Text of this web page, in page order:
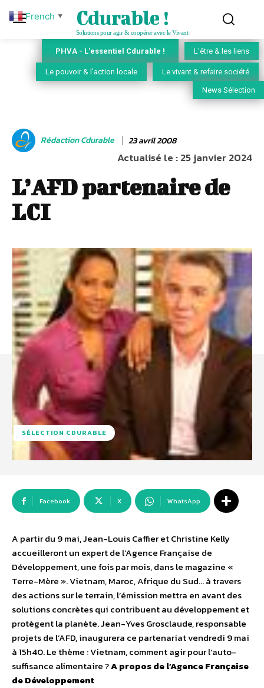
Cdurable !
Solutions pour agir & coopérer avec le Vivant
PHVA - L'essentiel Cdurable ! L'être & les liens
Le pouvoir & l'action locale Le vivant & refaire société
News Sélection
Rédaction Cdurable 23 avril 2008
Actualisé le :25 janvier 2024
L’AFD partenaire de
LCI
SÉLECTION CDURABLE
Facebook X WhatsApp
A partir du 9 mai, Jean-Louis Caffier et Christine Kelly
accueilleront un expert de l’Agence Française de
Développement, une fois par mois, dans le magazine «
Terre-Mère ». Vietnam, Maroc, Afrique du Sud… à travers
des actions sur le terrain, l’émission mettra en avant des
solutions concrètes qui contribuent au développement et
protègent la planète. Jean-Yves Grosclaude, responsable
projets de l’AFD, inaugurera ce partenariat vendredi 9 mai
à 15h40. Le thème : Vietnam, comment agir pour l’auto-
suffisance alimentaire ?A propos de l’Agence Française
de Développement
French ▼